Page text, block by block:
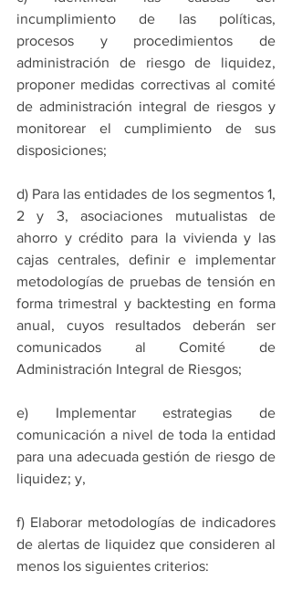
incumplimiento de las políticas,
procesos y procedimientos de
administración de riesgo de liquidez,
proponer medidas correctivas al comité
de administración integral de riesgos y
monitorear el cumplimiento de sus
disposiciones;
d) Para las entidades de los segmentos 1,
2 y 3, asociaciones mutualistas de
ahorro y crédito para la vivienda y las
cajas centrales, definir e implementar
metodologías de pruebas de tensión en
forma trimestral y backtesting en forma
anual, cuyos resultados deberán ser
comunicados al Comité de
Administración Integral de Riesgos;
e) Implementar estrategias de
comunicación a nivel de toda la entidad
para una adecuada gestión de riesgo de
liquidez; y,
f) Elaborar metodologías de indicadores
de alertas de liquidez que consideren al
menos los siguientes criterios: